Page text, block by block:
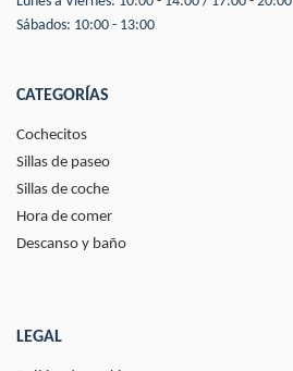
Sábados: 10:00 - 13:00
CATEGORÍAS
Cochecitos
Sillas de paseo
Sillas de coche
Hora de comer
Descanso y baño
LEGAL